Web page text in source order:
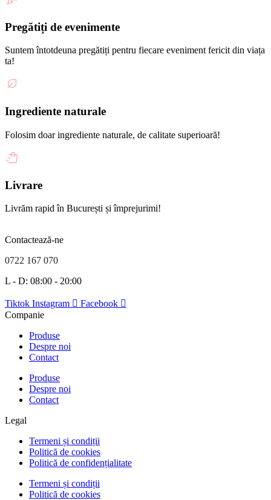
Pregătiți de evenimente
Suntem întotdeuna pregătiți pentru fiecare eveniment fericit din viața
ta!
Ingrediente naturale
Folosim doar ingrediente naturale, de calitate superioară!
Livrare
Livrăm rapid în București și împrejurimi!
Contactează-ne
0722 167 070
L - D: 08:00 - 20:00
Tiktok Instagram
Facebook
Companie
Produse
Despre noi
Contact
Produse
Despre noi
Contact
Legal
Termeni și condiții
Politică de cookies
Politică de confidențialitate
Termeni și condiții
Politică de cookies